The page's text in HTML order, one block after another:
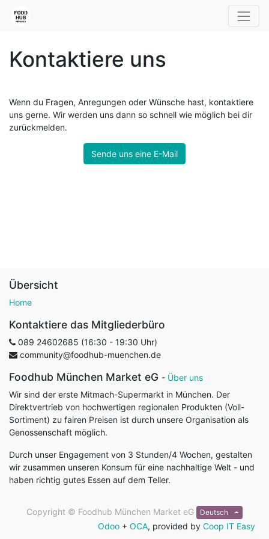
Kontaktiere uns
Wenn du Fragen, Anregungen oder Wünsche hast, kontaktiere
uns gerne. Wir werden uns dann so schnell wie möglich bei dir
zurückmelden.
Sende uns eine E-Mail
Übersicht
Home
Kontaktiere das Mitgliederbüro
089 24602685 (16:30 - 19:30 Uhr)
community@foodhub-muenchen.de
Foodhub München Market eG - Über uns
Wir sind der erste Mitmach-Supermarkt in München. Der
Direktvertrieb von hochwertigen regionalen Produkten (Voll-
Sortiment) zu fairen Preisen ist durch unsere Organisation als
Genossenschaft möglich.
Durch unser Engagement von 3 Stunden/4 Wochen, gestalten
wir zusammen unseren Konsum für eine nachhaltige Welt - und
haben richtig gutes Essen auf dem Teller.
Copyright © Foodhub München Market eG Deutsch
Odoo + OCA, provided by Coop IT Easy